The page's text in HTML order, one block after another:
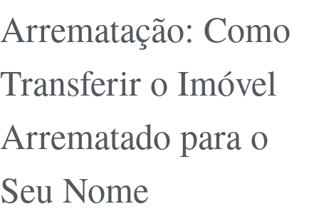
Arrematação: Como
Transferir o Imóvel
Arrematado para o
Seu Nome